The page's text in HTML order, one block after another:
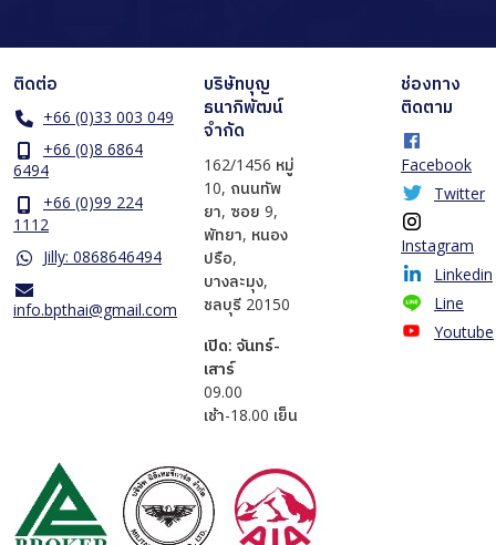
ติดต่อ
+66 (0)33 003 049
+66 (0)8 6864
6494
+66 (0)99 224
1112
Jilly: 0868646494
info.bpthai@gmail.com
บริษัทบุญ
ธนาภิพัฒน์
จำกัด
162/1456 หมู่
10, ถนนทัพ
ยา, ซอย 9,
พัทยา, หนอง
ปรือ,
บางละมุง,
ชลบุรี 20150
เปิด: จันทร์-
เสาร์
​09.00
เช้า-18.00 เย็น
ช่องทาง
ติดตาม
Facebook
Twitter
Instagram
Linkedin
Line
Youtube